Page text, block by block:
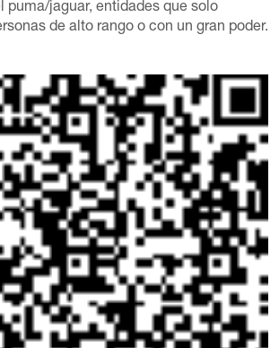
puma/jaguar, entidades que solo
de alto rango o con un gran poder.